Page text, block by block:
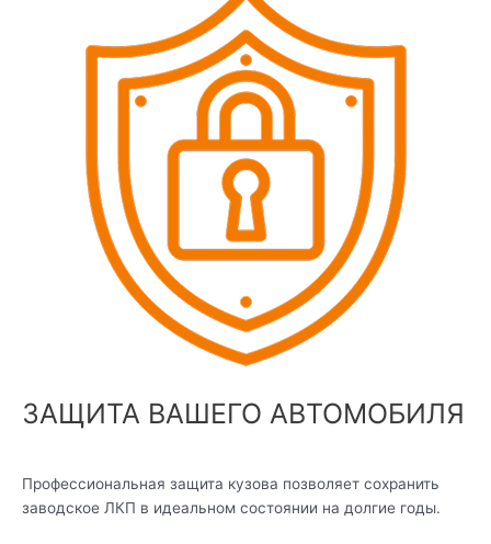
ЗАЩИТА ВАШЕГО АВТОМОБИЛЯ
Профессиональная защита кузова позволяет сохранить
заводское ЛКП в идеальном состоянии на долгие годы.